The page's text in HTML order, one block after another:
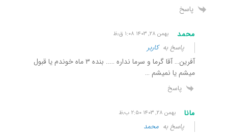
پاسخ
محمد بهمن ۲۸, ۱۴۰۳ ۱:۰۸ ق٫ظ
پاسخ بهکاربر
آفرین… آقا گرما و سرما نداره ….. بنده ۳ ماه خوندم یا قبول
میشم یا نمیشم …
پاسخ
مانا بهمن ۲۸, ۱۴۰۳ ۲:۵۰ ب٫ظ
پاسخ به محمد